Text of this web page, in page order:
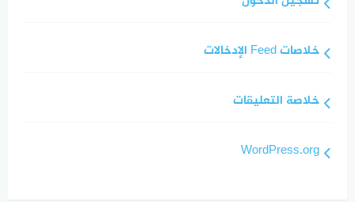
خلاصات Feed الإدخالات
خلاصة التعليقات
WordPress.org